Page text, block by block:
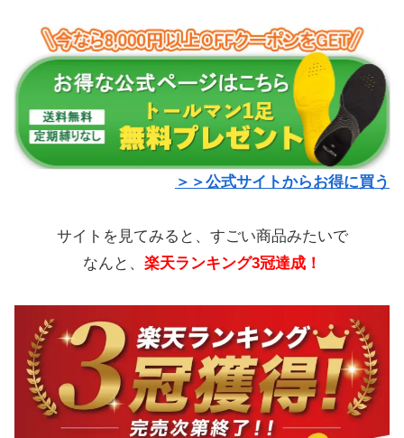
＞＞公式サイトからお得に買う
サイトを見てみると、すごい商品みたいで
なんと、 楽天ランキング3冠達成！